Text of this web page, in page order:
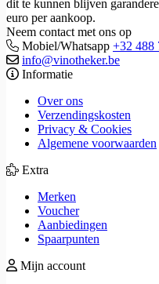
dit te kunnen blijven
euro per aankoop.
Neem contact met ons op
Mobiel/Whatsapp +32 488
info@vinotheker.be
Informatie
Over ons
Verzendingskosten
Privacy & Cookies
Algemene voorwaarden
Extra
Merken
Voucher
Aanbiedingen
Spaarpunten
Mijn account